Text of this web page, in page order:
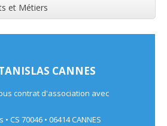
et Métiers
CANNES
contrat d'association avec
CS 70046 • 06414 CANNES